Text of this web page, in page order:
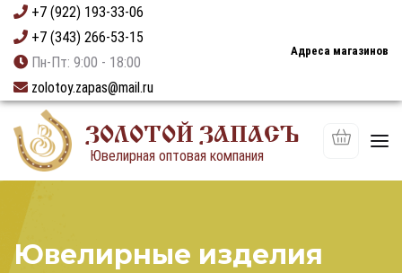
+7 (922) 193-33-06
+7 (343) 266-53-15
Пн-Пт: 9:00 - 18:00
zolotoy.zapas@mail.ru
Адреса магазинов
ЗОЛОТОЙ ЗАПАСЪ
Ювелирная оптовая компания
Ювелирные изделия